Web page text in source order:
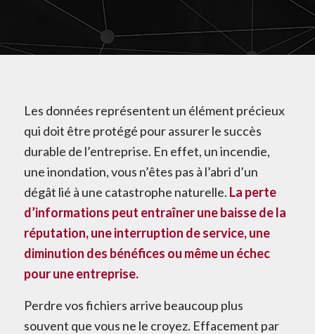
Les données représentent un élément précieux
qui doit être protégé pour assurer le succès
durable de l’entreprise. En effet, un incendie,
une inondation, vous n’êtes pas à l’abri d’un
dégât lié à une catastrophe naturelle. La perte
d’informations peut entraîner une baisse de la
réputation, une interruption de service, une
diminution des bénéfices ou même un échec
pour une entreprise.
Perdre vos fichiers arrive beaucoup plus
souvent que vous ne le croyez. Effacement par